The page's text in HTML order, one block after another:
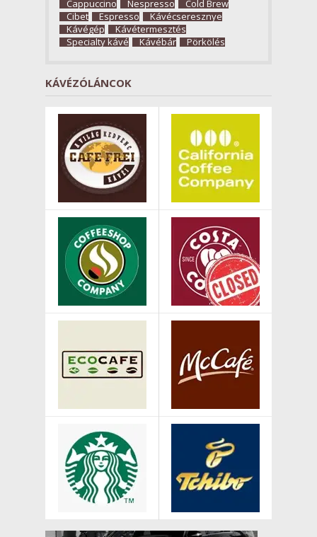
Cappuccino Nespresso
Cold Brew
Cibet
Espresso
Kávécseresznye
Kávégép
Kávétermesztés
Specialty kávé
Kávébár Pörkölés
KÁVÉZÓLÁNCOK